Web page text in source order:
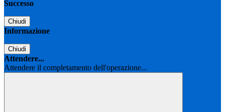
Successo
Chiudi
Informazione
Chiudi
Attendere...
Attendere il completamento dell'operazione...